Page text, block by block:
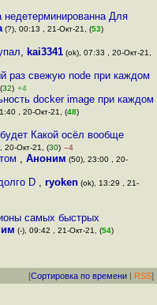
недетерминированна Для
(?), 00:13 , 21-Окт-21, (53)
, kai3341 (ok), 07:33 , 20-Окт-21,
раз свежую node при каждом
32) +4
docker image при каждом
, 20-Окт-21, (48)
Какой осёл вообще
20-Окт-21, (30) –4
, Аноним (50), 23:00 , 20-
D , ryoken(ok), 13:29 , 21-
самых быстрых
(-), 09:42 , 21-Окт-21, (54)
[Сортировка по времени | RSS]